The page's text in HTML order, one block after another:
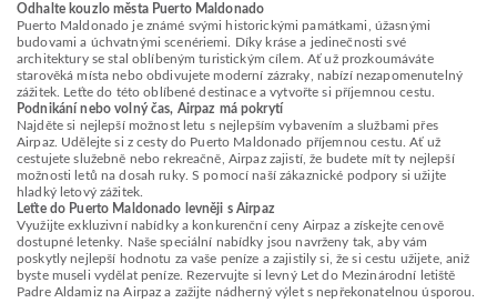
Odhalte kouzlo města Puerto Maldonado
Puerto Maldonado je známé svými historickými památkami, úžasnými
budovami a úchvatnými scenériemi. Díky kráse a jedinečnosti své
architektury se stal oblíbeným turistickým cílem. Ať už prozkoumáváte
starověká místa nebo obdivujete moderní zázraky, nabízí nezapomenutelný
zážitek. Leťte do této oblíbené destinace a vytvořte si příjemnou cestu.
Podnikání nebo volný čas, Airpaz má pokrytí
Najděte si nejlepší možnost letu s nejlepším vybavením a službami přes
Airpaz. Udělejte si z cesty do Puerto Maldonado příjemnou cestu. Ať už
cestujete služebně nebo rekreačně, Airpaz zajistí, že budete mít ty nejlepší
možnosti letů na dosah ruky. S pomocí naší zákaznické podpory si užijte
hladký letový zážitek.
Leťte do Puerto Maldonado levněji s Airpaz
Využijte exkluzivní nabídky a konkurenční ceny Airpaz a získejte cenově
dostupné letenky. Naše speciální nabídky jsou navrženy tak, aby vám
poskytly nejlepší hodnotu za vaše peníze a zajistily si, že si cestu užijete, aniž
byste museli vydělat peníze. Rezervujte si levný Let do Mezinárodní letiště
Padre Aldamiz na Airpaz a zažijte nádherný výlet s nepřekonatelnou úsporou.